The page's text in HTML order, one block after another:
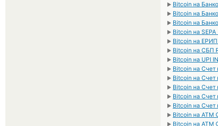
► Bitcoin на
► Bitcoin на
► Bitcoin на
► Bitcoin на SEPA
► Bitcoin на ЕРИП
► Bitcoin на СБП
► Bitcoin на UPI
► Bitcoin на Счет
► Bitcoin на Счет
► Bitcoin на Счет
► Bitcoin на Счет
► Bitcoin на Счет
► Bitcoin на ATM
► Bitcoin на ATM